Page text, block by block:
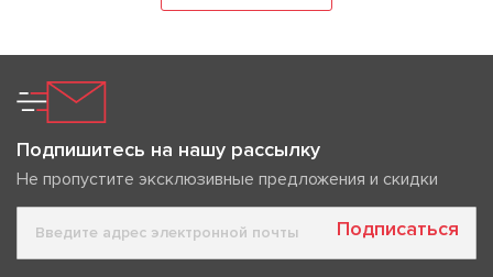
Подпишитесь на нашу рассылку
Не пропустите эксклюзивные предложения и скидки
Подписаться